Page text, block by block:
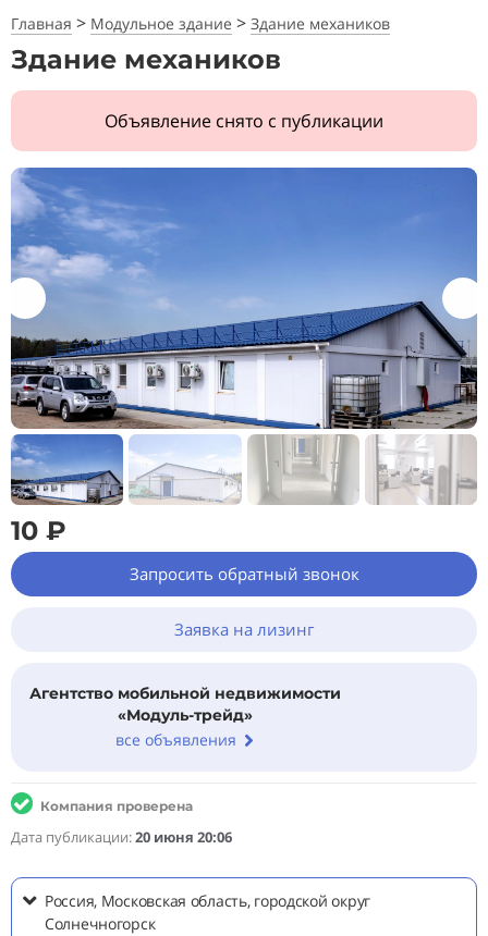
Главная > Модульное здание > Здание механиков
Здание механиков
Объявление снято с публикации
10 ₽
Запросить обратный звонок
Заявка на лизинг
Агентство мобильной недвижимости
«Модуль-трейд»
все объявления
Компания проверена
Дата публикации:20 июня 20:06
Россия, Московская область, городской округ
Солнечногорск